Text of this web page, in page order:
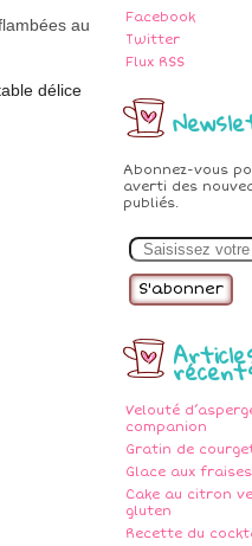
Facebook
Twitter
Flux RSS
Abonnez-vous
averti des
publiés.
m
Velouté
companion
Gratin de
Glace aux fraises
Cake au citron
gluten
Recette du
au
délice